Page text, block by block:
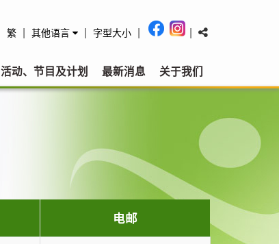
繁 其他语言 字型大小
活动、节目及计划 最新消息 关于我们
电邮